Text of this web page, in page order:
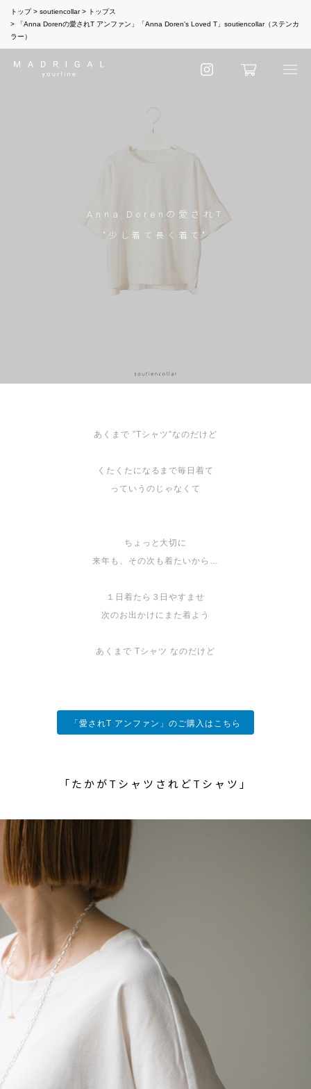
トップ soutiencollar
トップス
「Anna Dorenの愛されT アンファン」「Anna Doren's Loved T」soutiencollar（ステンカ
ラー）
Anna Dorenの愛されT
"少し着て長く着て"
あくまで ”Tシャツ”なのだけど
くたくたになるまで毎日着て
っていうのじゃなくて
ちょっと大切に
来年も、その次も着たいから…
１日着たら３日やすませ
次のお出かけにまた着よう
あくまで Tシャツ なのだけど
「愛されT アンファン」のご購入はこちら
「たかがTシャツされどTシャツ」